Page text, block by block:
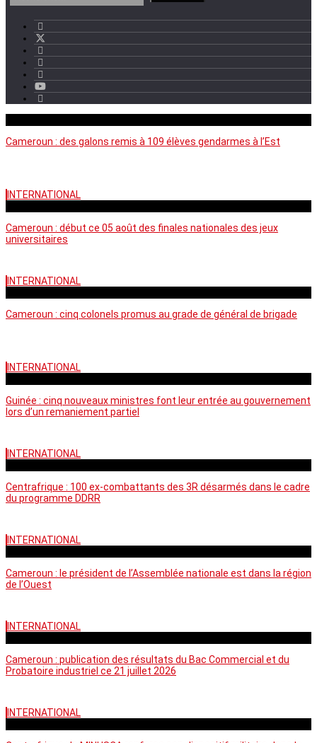
Cameroun : des galons remis à 109 élèves gendarmes à l’Est
INTERNATIONAL
Cameroun : début ce 05 août des finales nationales des jeux
universitaires
INTERNATIONAL
Cameroun : cinq colonels promus au grade de général de brigade
INTERNATIONAL
Guinée : cinq nouveaux ministres font leur entrée au gouvernement
lors d’un remaniement partiel
INTERNATIONAL
Centrafrique : 100 ex-combattants des 3R désarmés dans le cadre
du programme DDRR
INTERNATIONAL
Cameroun : le président de l’Assemblée nationale est dans la région
de l’Ouest
INTERNATIONAL
Cameroun : publication des résultats du Bac Commercial et du
Probatoire industriel ce 21 juillet 2026
INTERNATIONAL